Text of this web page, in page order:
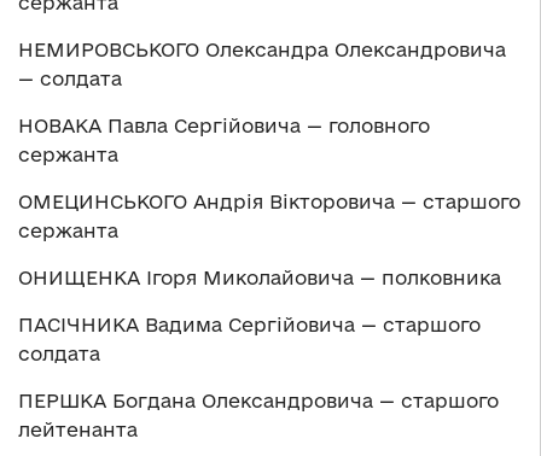
НЕМИРОВСЬКОГО Олександра Олександровича
— солдата
НОВАКА Павла Сергійовича — головного
сержанта
ОМЕЦИНСЬКОГО Андрія Вікторовича — старшого
сержанта
ОНИЩЕНКА Ігоря Миколайовича — полковника
ПАСІЧНИКА Вадима Сергійовича — старшого
солдата
ПЕРШКА Богдана Олександровича — старшого
лейтенанта